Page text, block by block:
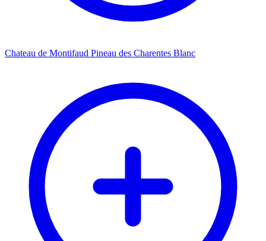
Chateau de Montifaud Pineau des Charentes Blanc